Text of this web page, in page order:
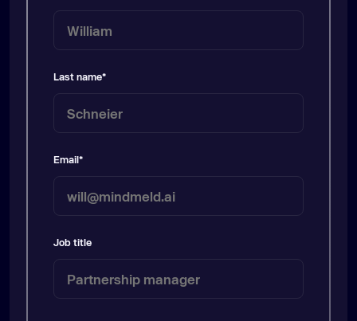
Last name*
Email*
Job title